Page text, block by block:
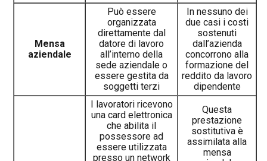
Mensa
aziendale
Può essere
organizzata
direttamente dal
datore di lavoro
all’interno della
sede aziendale o
essere gestita da
soggetti terzi
In nessuno dei
due casi i costi
sostenuti
dall’azienda
concorrono alla
formazione del
reddito da lavoro
dipendente
I lavoratori ricevono
una card elettronica
che abilita il
possessore ad
essere utilizzata
presso un network
Questa
prestazione
sostitutiva è
assimilata alla
mensa